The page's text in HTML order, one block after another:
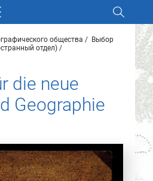
Найти
общества
Выбор
отдел)
die neue
Geographie